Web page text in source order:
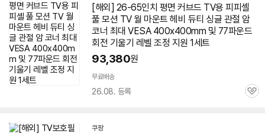
[해외] 26-65인치 평면 커브드 TV용 피피셸
풀 모션 TV월 마운트 헤비 듀티 싱글 관절 암
코너 최대 VESA 400x400mm 및 77파운드
회전 기울기 레벨 조정 지원 1세트
93,380원
무료배송
26.08. 등록
관
쿠팡